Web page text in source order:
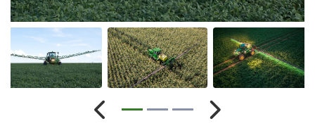
Anterior Próximo